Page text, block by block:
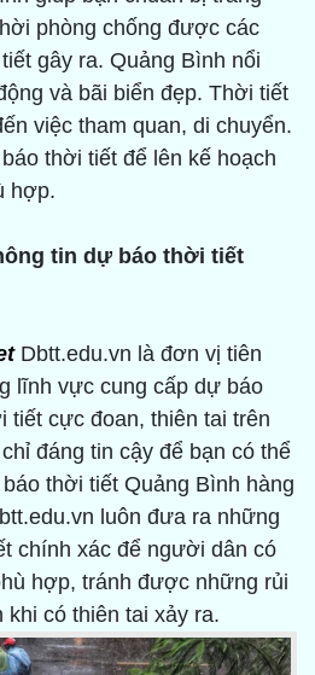
phòng chống được các
gây ra. Quảng Bình nổi
và bãi biển đẹp. Thời tiết
việc tham quan, di chuyển.
thời tiết để lên kế hoạch
hợp.
tin dự báo thời tiết
Dbtt.edu.vn là đơn vị tiên
lĩnh vực cung cấp dự báo
tiết cực đoan, thiên tai trên
đáng tin cậy để bạn có thể
thời tiết Quảng Bình hàng
luôn đưa ra những
chính xác để người dân có
hợp, tránh được những rủi
có thiên tai xảy ra.